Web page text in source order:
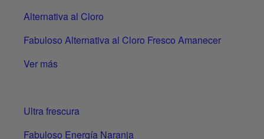
Alternativa al Cloro
Fabuloso Alternativa al Cloro Fresco Amanecer
Ver más
Ultra frescura
Fabuloso Energía Naranja